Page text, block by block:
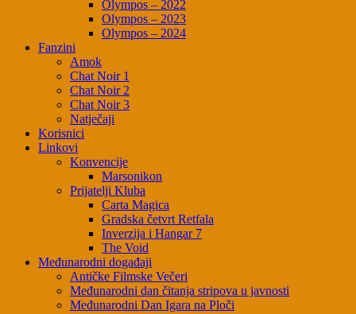
Olympos – 2022
Olympos – 2023
Olympos – 2024
Fanzini
Amok
Chat Noir 1
Chat Noir 2
Chat Noir 3
Natječaji
Korisnici
Linkovi
Konvencije
Marsonikon
Prijatelji Kluba
Carta Magica
Gradska četvrt Retfala
Inverzija i Hangar 7
The Void
Međunarodni događaji
Antičke Filmske Večeri
Međunarodni dan čitanja stripova u javnosti
Međunarodni Dan Igara na Ploči